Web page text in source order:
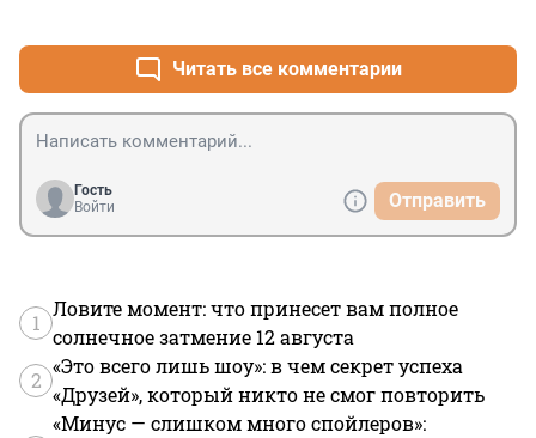
Читать все комментарии
Гость
Войти
Отправить
1
Ловите момент: что принесет вам полное
солнечное затмение 12 августа
2
«Это всего лишь шоу»: в чем секрет успеха
«Друзей», который никто не смог повторить
«Минус — слишком много спойлеров»: